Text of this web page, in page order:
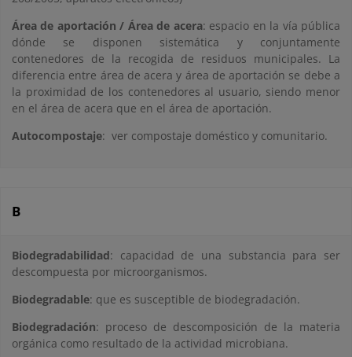
Área de aportación / Área de acera: espacio en la vía pública
dónde se disponen sistemática y conjuntamente
contenedores de la recogida de residuos municipales. La
diferencia entre área de acera y área de aportación se debe a
la proximidad de los contenedores al usuario, siendo menor
en el área de acera que en el área de aportación.
Autocompostaje: ver compostaje doméstico y comunitario.
B
Biodegradabilidad: capacidad de una substancia para ser
descompuesta por microorganismos.
Biodegradable: que es susceptible de biodegradación.
Biodegradación: proceso de descomposición de la materia
orgánica como resultado de la actividad microbiana.